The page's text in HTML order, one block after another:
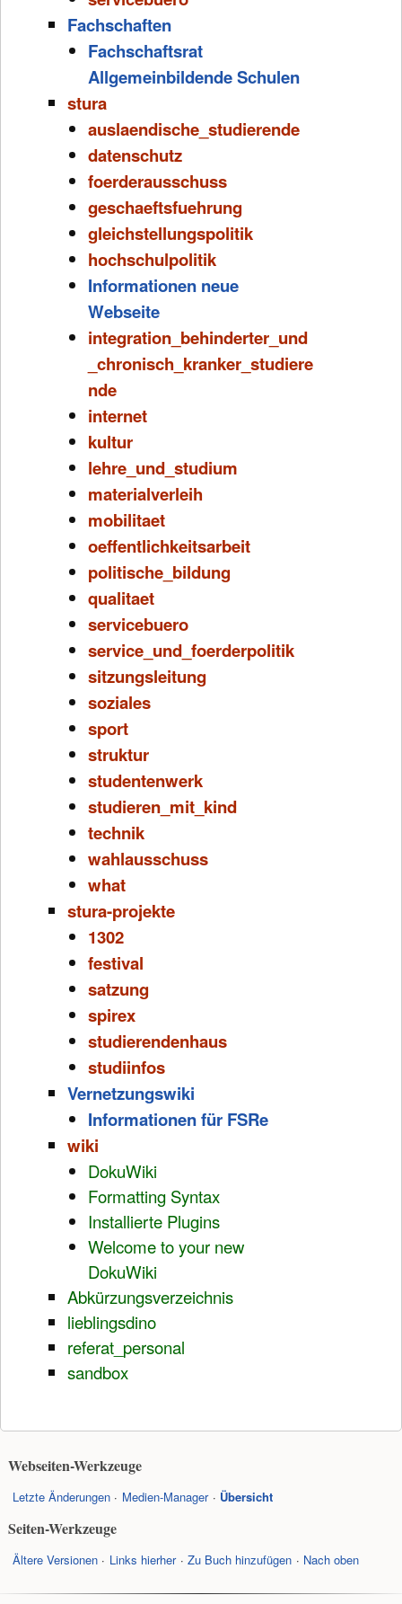
Fachschaften
Fachschaftsrat
Allgemeinbildende Schulen
stura
auslaendische_studierende
datenschutz
foerderausschuss
geschaeftsfuehrung
gleichstellungspolitik
hochschulpolitik
Informationen neue
Webseite
integration_behinderter_und
_chronisch_kranker_studiere
nde
internet
kultur
lehre_und_studium
materialverleih
mobilitaet
oeffentlichkeitsarbeit
politische_bildung
qualitaet
servicebuero
service_und_foerderpolitik
sitzungsleitung
soziales
sport
struktur
studentenwerk
studieren_mit_kind
technik
wahlausschuss
what
stura-projekte
1302
festival
satzung
spirex
studierendenhaus
studiinfos
Vernetzungswiki
Informationen für FSRe
wiki
DokuWiki
Formatting Syntax
Installierte Plugins
Welcome to your new
DokuWiki
Abkürzungsverzeichnis
lieblingsdino
referat_personal
sandbox
Webseiten-Werkzeuge
Letzte Änderungen Medien-Manager Übersicht
Seiten-Werkzeuge
Ältere Versionen Links hierher Zu Buch hinzufügen Nach oben